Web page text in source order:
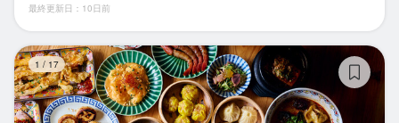
最終更新日：10日前
1 / 17